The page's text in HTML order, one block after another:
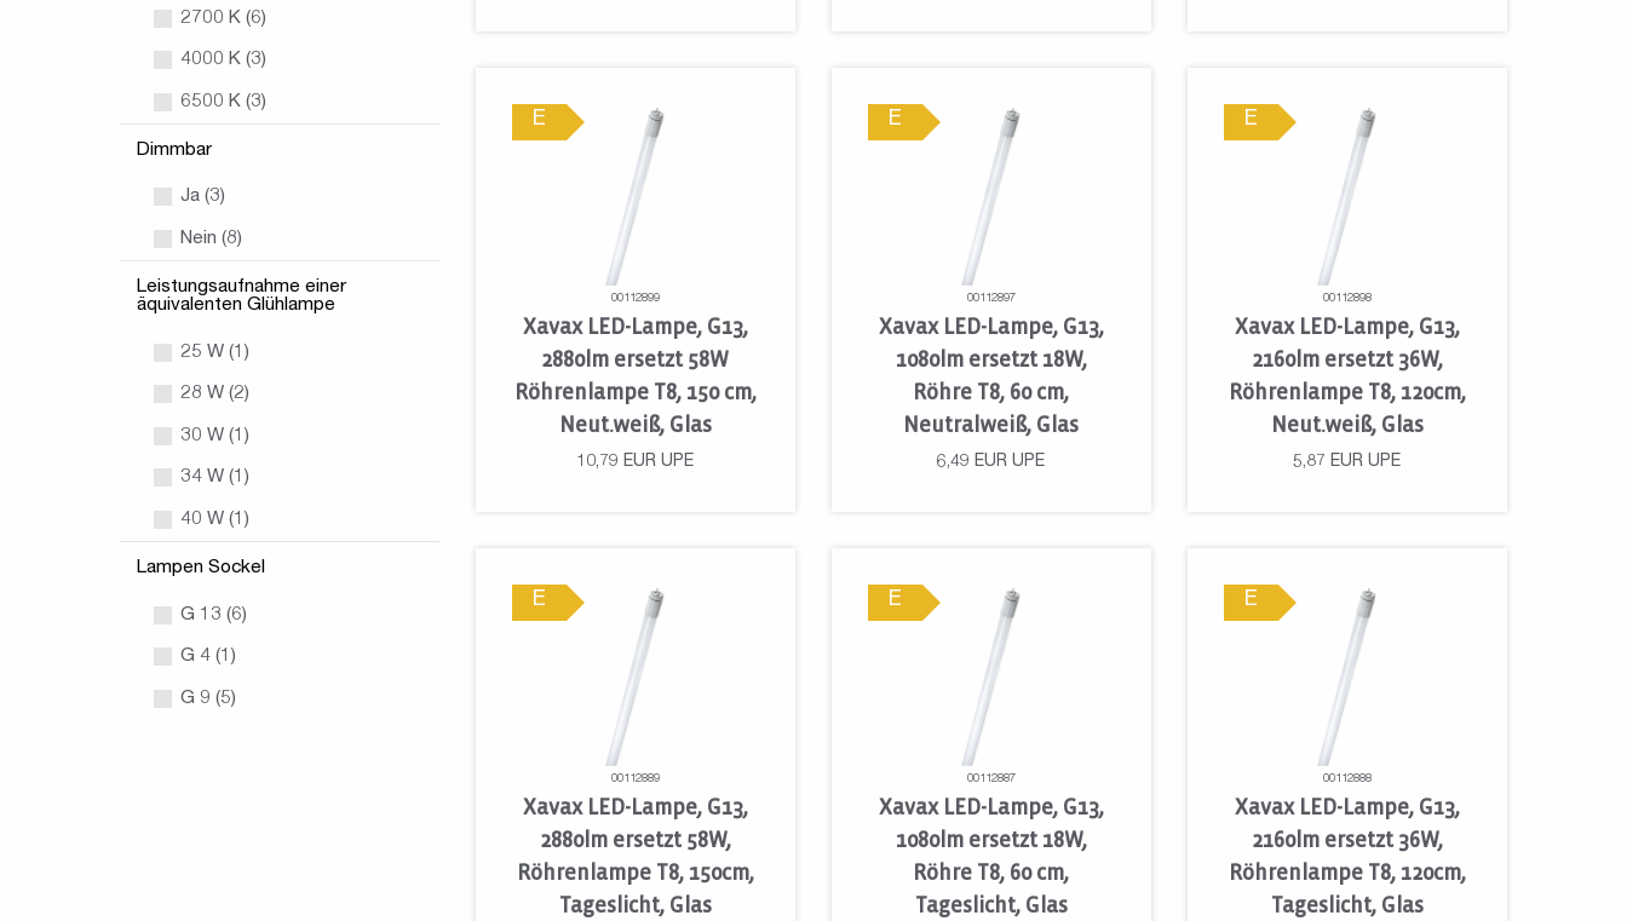
2700 K (6)
4000 K (3)
6500 K (3)
Dimmbar
Ja (3)
Nein (8)
Leistungsaufnahme einer
äquivalenten Glühlampe
25 W (1)
28 W (2)
30 W (1)
34 W (1)
40 W (1)
Lampen Sockel
G 13 (6)
G 4 (1)
G 9 (5)
E
00112899
Xavax LED-Lampe, G13,
2880lm ersetzt 58W
Röhrenlampe T8, 150 cm,
Neut.weiß, Glas
10,79 EUR UPE
E
00112897
Xavax LED-Lampe, G13,
1080lm ersetzt 18W,
Röhre T8, 60 cm,
Neutralweiß, Glas
6,49 EUR UPE
E
00112898
Xavax LED-Lampe, G13,
2160lm ersetzt 36W,
Röhrenlampe T8, 120cm,
Neut.weiß, Glas
5,87 EUR UPE
E
00112889
Xavax LED-Lampe, G13,
2880lm ersetzt 58W,
Röhrenlampe T8, 150cm,
Tageslicht, Glas
E
00112887
Xavax LED-Lampe, G13,
1080lm ersetzt 18W,
Röhre T8, 60 cm,
Tageslicht, Glas
E
00112888
Xavax LED-Lampe, G13,
2160lm ersetzt 36W,
Röhrenlampe T8, 120cm,
Tageslicht, Glas